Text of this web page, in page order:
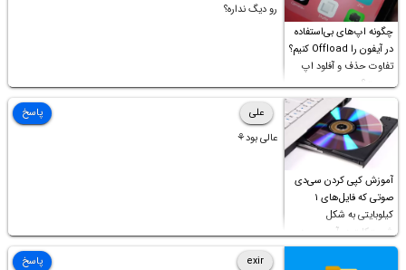
چگونه اپ‌های بی‌استفاده
در آیفون را Offload کنیم؟
تفاوت حذف و آفلود اپ
چیست؟
رو دیگ نداره؟
آموزش کپی کردن سی‌دی
صوتی که فایل‌های ۱
کیلوبایتی به شکل
شورت‌کات در آن موجود
است!
علی
عالی بود⚘
پاسخ
exir
پاسخ